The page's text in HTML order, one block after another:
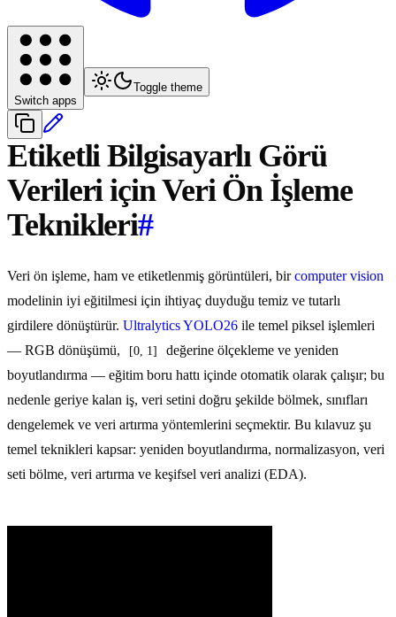
Switch apps
Toggle theme
Etiketli Bilgisayarlı Görü
Verileri için Veri Ön İşleme
Teknikleri#
Veri ön işleme, ham ve etiketlenmiş görüntüleri, bircomputer vision
modelinin iyi eğitilmesi için ihtiyaç duyduğu temiz ve tutarlı
girdilere dönüştürür. Ultralytics YOLO26 ile temel piksel işlemleri
— RGB dönüşümü,
[0, 1]
değerine ölçekleme ve yeniden
boyutlandırma — eğitim boru hattı içinde otomatik olarak çalışır; bu
nedenle geriye kalan iş, veri setini doğru şekilde bölmek, sınıfları
dengelemek ve veri artırma yöntemlerini seçmektir. Bu kılavuz şu
temel teknikleri kapsar: yeniden boyutlandırma, normalizasyon, veri
seti bölme, veri artırma ve keşifsel veri analizi (EDA).